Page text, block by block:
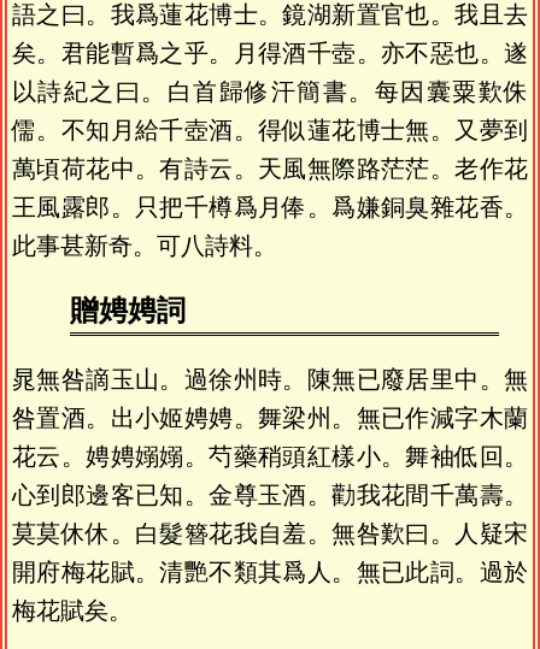
語之曰。我爲蓮花博士。鏡湖新置官也。我且去
矣。君能暫爲之乎。月得酒千壺。亦不惡也。遂
以詩紀之曰。白首歸修汗簡書。每因囊粟歎侏
儒。不知月給千壺酒。得似蓮花博士無。又夢到
萬頃荷花中。有詩云。天風無際路茫茫。老作花
王風露郎。只把千樽爲月俸。爲嫌銅臭雜花香。
此事甚新奇。可八詩料。
贈娉娉詞
晁無咎謫玉山。過徐州時。陳無已廢居里中。無
咎置酒。出小姬娉娉。舞梁州。無已作減字木蘭
花云。娉娉嫋嫋。芍藥稍頭紅樣小。舞袖低回。
心到郎邊客已知。金尊玉酒。勸我花間千萬壽。
莫莫休休。白髮簪花我自羞。無咎歎曰。人疑宋
開府梅花賦。清艷不類其爲人。無已此詞。過於
梅花賦矣。